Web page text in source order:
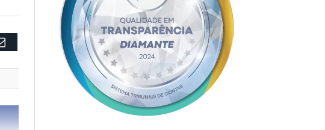
Email